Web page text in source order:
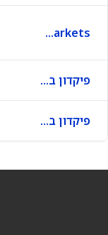
KSM ETF (4D) MSCI Emerging Markets
פיקדון בבנק מסוים
פיקדון בבנק מסוים